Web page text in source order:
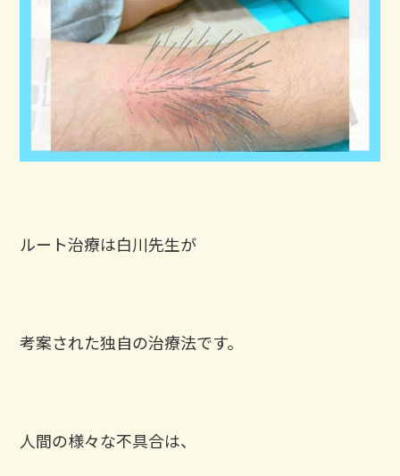
ルート治療は白川先生が
考案された独自の治療法です。
人間の様々な不具合は、